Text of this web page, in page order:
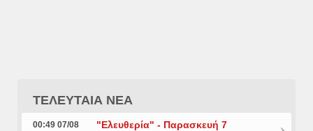
ΤΕΛΕΥΤΑΙΑ ΝΕΑ
00:49 07/08
"Ελευθερία" - Παρασκευή 7